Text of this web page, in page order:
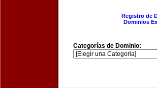
Registro de
Dominios
Categorías de Dominio: